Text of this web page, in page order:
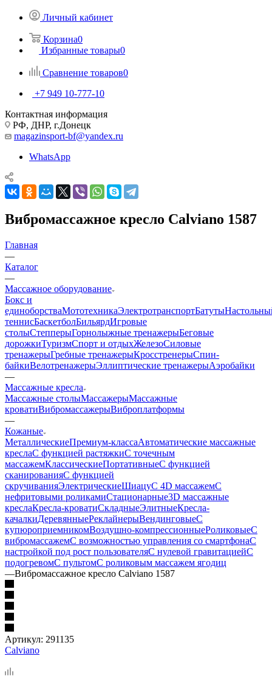
Личный кабинет
Корзина0
Избранные товары0
Сравнение товаров0
+7 949 10-777-10
Контактная информация
РФ, ДНР, г.Донецк
magazinsport-bf@yandex.ru
WhatsApp
Вибромассажное кресло Calviano 1587
Главная
—
Каталог
—
Массажное оборудование
Бокс и
единоборстваМототехникаЭлектротранспортБатуты
теннисБаскетболБильярдИгровые
столыСтепперыГорнолыжные тренажерыБеговые
дорожкиТуризмСпорт и отдыхЖелезоСиловые
тренажерыГребные тренажерыКросстренерыСпин-
байкиВелотренажерыЭллиптические тренажерыАэробайки
—
Массажные кресла
Массажные столыМассажерыМассажные
кроватиВибромассажерыВиброплатформы
—
Кожаные
МеталлическиеПремиум-классаАвтоматические массажные
креслаС функцией растяжкиС точечным
массажемКлассическиеПортативныеС функцией
сканированияС функцией
скручиванияЭлектрическиеШиацуС 4D массажемС
нефритовыми роликамиСтационарные3D массажные
креслаКресла-кроватиСкладныеЭлитныеКресла-
качалкиДеревянныеРеклайнерыВендинговыеС
купюроприемникомВоздушно-компрессионныеРоликовыеС
вибромассажемС возможностью управления со смартфонаС
настройкой под рост пользователяС нулевой гравитациейС
подогревомС пультомС роликовым массажем ягодиц
—Вибромассажное кресло Calviano 1587
Артикул: 291135
Calviano